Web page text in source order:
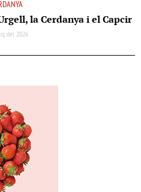
la Cerdanya i el Capcir
del 2026